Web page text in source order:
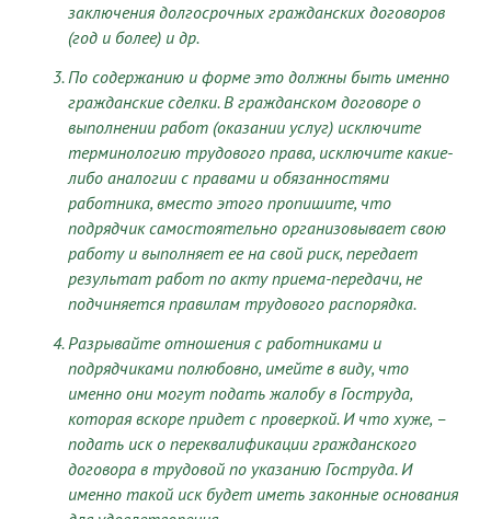
заключения долгосрочных гражданских договоров
(год и более) и др.
По содержанию и форме это должны быть именно
гражданские сделки. В гражданском договоре о
выполнении работ (оказании услуг) исключите
терминологию трудового права, исключите какие-
либо аналогии с правами и обязанностями
работника, вместо этого пропишите, что
подрядчик самостоятельно организовывает свою
работу и выполняет ее на свой риск, передает
результат работ по акту приема-передачи, не
подчиняется правилам трудового распорядка.
Разрывайте отношения с работниками и
подрядчиками полюбовно, имейте в виду, что
именно они могут подать жалобу в Гоструда,
которая вскоре придет с проверкой. И что хуже, –
подать иск о переквалификации гражданского
договора в трудовой по указанию Гоструда. И
именно такой иск будет иметь законные основания